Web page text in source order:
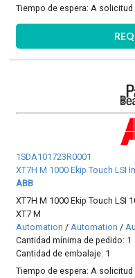
Tiempo de espera:A solicitud
1SDA101723R0001
XT7H M 1000 Ekip Touch LSI
ABB
XT7H M 1000 Ekip Touch LSI
XT7 M
Automation /Automation /
Cantidad mínima de pedido: 1
Cantidad de embalaje: 1
Tiempo de espera:A solicitud